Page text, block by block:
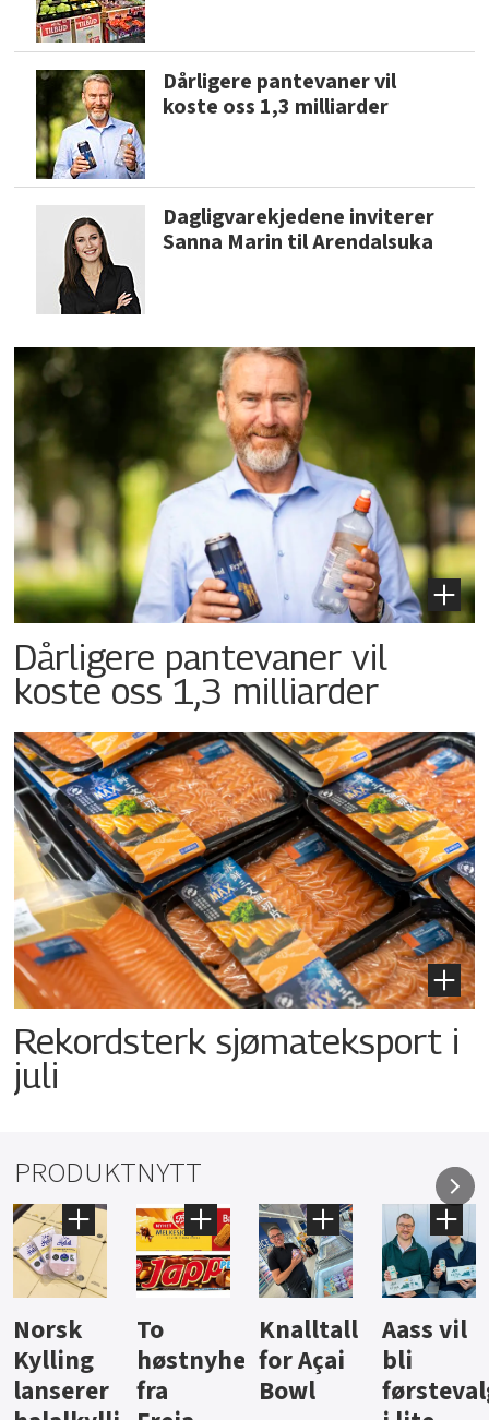
Dårligere pantevaner vil
koste oss 1,3 milliarder
Dagligvarekjedene inviterer
Sanna Marin til Arendalsuka
Dårligere pantevaner vil
koste oss 1,3 milliarder
Rekordsterk sjømateksport i
juli
PRODUKTNYTT
Knalltall
for Açai
Bowl
Aass vil
bli
førstevalg
Brus og
jus fra
Berentsen
Hard
iste fra
Hansa